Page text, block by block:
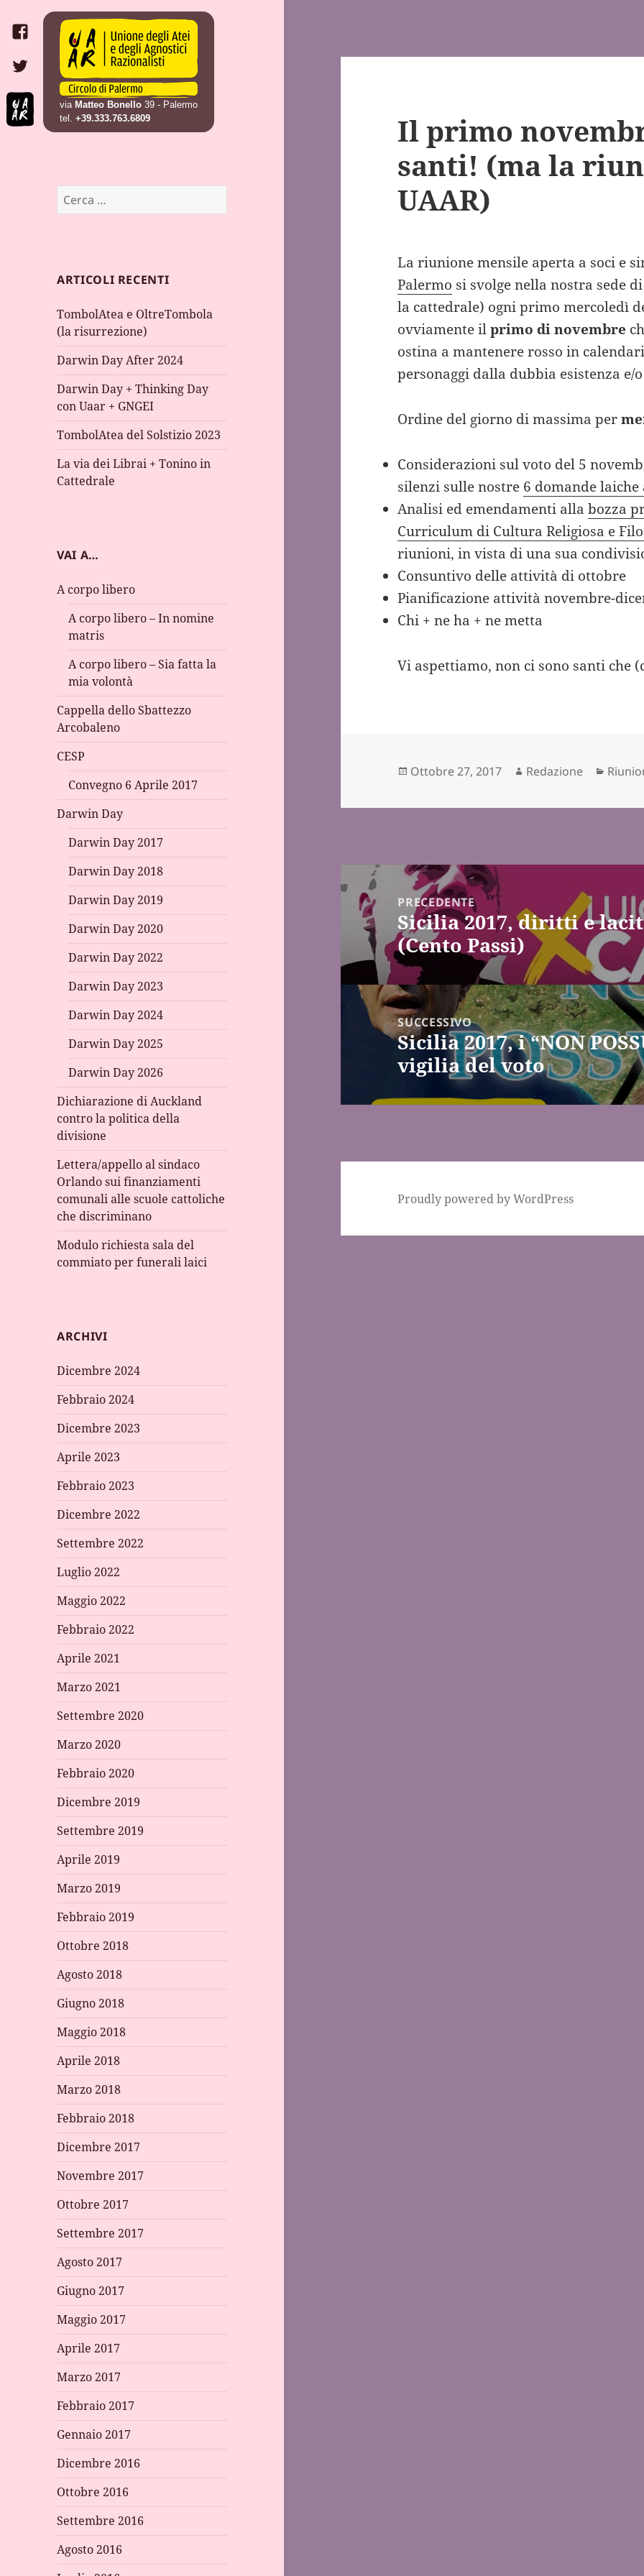
Circolo UAAR di
Palermo
Unione degli Atei e degli
Agnostici Razionalisti (UAAR) –
Circolo di Palermo
UAAR via Matteo Bonello39 - Palermo
tel. +39.333.763.6809
Ricerca
per:
ARTICOLI RECENTI
TombolAtea e OltreTombola
(la risurrezione)
Darwin Day After 2024
Darwin Day + Thinking Day
con Uaar + GNGEI
TombolAtea del Solstizio 2023
La via dei Librai + Tonino in
Cattedrale
VAI A…
A corpo libero
A corpo libero – In nomine
matris
A corpo libero – Sia fatta la
mia volontà
Cappella dello Sbattezzo
Arcobaleno
CESP
Convegno 6 Aprile 2017
Darwin Day
Darwin Day 2017
Darwin Day 2018
Darwin Day 2019
Darwin Day 2020
Darwin Day 2022
Darwin Day 2023
Darwin Day 2024
Darwin Day 2025
Darwin Day 2026
Dichiarazione di Auckland
contro la politica della
divisione
Lettera/appello al sindaco
Orlando sui finanziamenti
comunali alle scuole cattoliche
che discriminano
Modulo richiesta sala del
commiato per funerali laici
ARCHIVI
Dicembre 2024
Febbraio 2024
Dicembre 2023
Aprile 2023
Febbraio 2023
Dicembre 2022
Settembre 2022
Luglio 2022
Maggio 2022
Febbraio 2022
Aprile 2021
Marzo 2021
Settembre 2020
Marzo 2020
Febbraio 2020
Dicembre 2019
Settembre 2019
Aprile 2019
Marzo 2019
Febbraio 2019
Ottobre 2018
Agosto 2018
Giugno 2018
Maggio 2018
Aprile 2018
Marzo 2018
Febbraio 2018
Dicembre 2017
Novembre 2017
Ottobre 2017
Settembre 2017
Agosto 2017
Giugno 2017
Maggio 2017
Aprile 2017
Marzo 2017
Febbraio 2017
Gennaio 2017
Dicembre 2016
Ottobre 2016
Settembre 2016
Agosto 2016
Il primo
santi! (ma la
UAAR)
La riunione mensile aperta a soci e
Palermo si svolge nella nostra sede
la cattedrale) ogni primo mercoledì
ovviamente ilprimo di novembre
ostina a mantenere rosso in
personaggi dalla dubbia esistenza e/
Ordine del giorno di massima per
Considerazioni sul voto del 5
silenzi sulle nostre 6 domande
Analisi ed emendamenti allabozza
Curriculum di Cultura Religiosa e
riunioni, in vista di una sua
Consuntivo delle attività di ottobre
Pianificazione attività novembre-
Chi + ne ha + ne metta
Vi aspettiamo, non ci sono santi che
Scritto
Ottobre 27, 2017 Autore
Redazione
Navigazione
articoli
PRECEDENTE
Articolo
precedente:
Sicilia 2017, diritti e
(Cento Passi)
SUCCESSIVO
Articolo
successivo:
Sicilia 2017, i “NON
vigilia del voto
Proudly powered by WordPress